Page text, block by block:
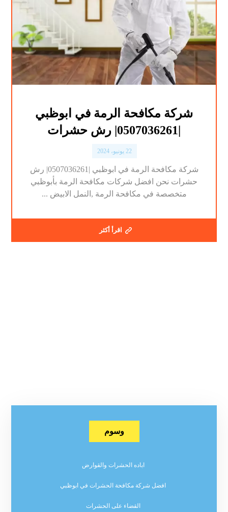
شركة مكافحة الرمة في ابوظبي
|0507036261| رش حشرات
22 يونيو، 2024
شركة مكافحة الرمة في ابوظبي |0507036261| رش
حشرات نحن افضل شركات مكافحة الرمة بأبوظبي
متخصصة في مكافحة الرمة ,النمل الابيض ...
اقرأ أكثر
وسوم
اباده الحشرات والقوارض
افضل شركة مكافحة الحشرات في ابوظبي
القضاء على الحشرات